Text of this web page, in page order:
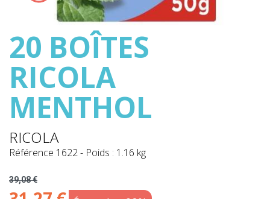
20 BOÎTES
RICOLA
MENTHOL
RICOLA
Référence 1622- Poids : 1.16 kg
39,08 €